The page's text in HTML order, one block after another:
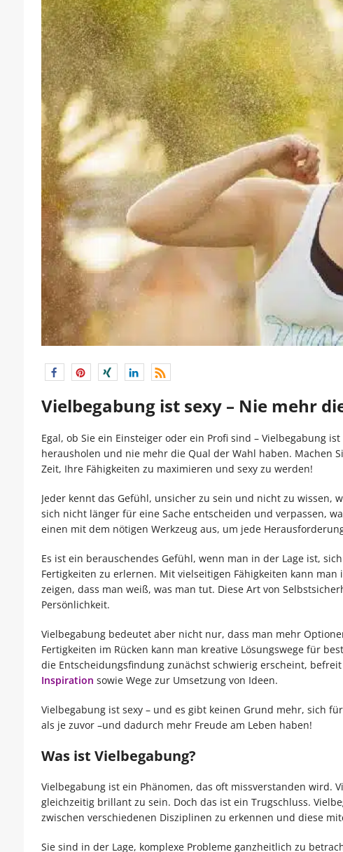
Vielbegabung ist sexy – Nie mehr
Egal, ob Sie ein Einsteiger oder ein Profi sind – Vielbegabung
herausholen und nie mehr die Qual der Wahl haben. Machen
Zeit, Ihre Fähigkeiten zu maximieren und sexy zu werden!
Jeder kennt das Gefühl, unsicher zu sein und nicht zu wissen,
sich nicht länger für eine Sache entscheiden und verpassen,
einen mit dem nötigen Werkzeug aus, um jede
Es ist ein berauschendes Gefühl, wenn man in der Lage ist,
Fertigkeiten zu erlernen. Mit vielseitigen Fähigkeiten kann
zeigen, dass man weiß, was man tut. Diese Art von
Persönlichkeit.
Vielbegabung bedeutet aber nicht nur, dass man mehr
Fertigkeiten im Rücken kann man kreative Lösungswege für
die Entscheidungsfindung zunächst schwierig erscheint,
Inspiration sowie Wege zur Umsetzung von Ideen.
Vielbegabung ist sexy – und es gibt keinen Grund mehr, sich
als je zuvor –und dadurch mehr Freude am Leben haben!
Was ist Vielbegabung?
Vielbegabung ist ein Phänomen, das oft missverstanden wird.
gleichzeitig brillant zu sein. Doch das ist ein Trugschluss.
zwischen verschiedenen Disziplinen zu erkennen und diese
Sie sind in der Lage, komplexe Probleme ganzheitlich zu